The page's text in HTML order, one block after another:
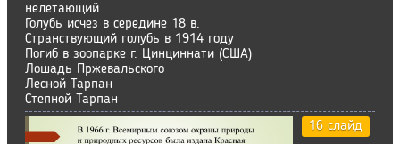
нелетающий
Голубь исчез в середине 18 в.
Странствующий голубь в 1914 году
Погиб в зоопарке г. Цинциннати (США)
Лошадь Пржевальского
Лесной Тарпан
Степной Тарпан
16 слайд